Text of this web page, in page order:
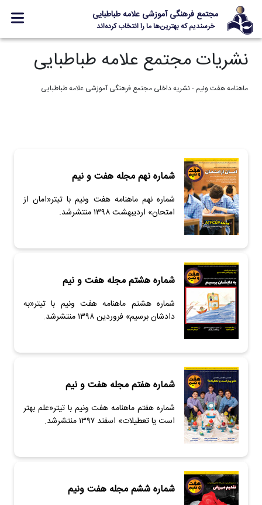
مجتمع فرهنگی آموزشی علامه طباطبایی
خرسندیم که بهترین‌ها ما را انتخاب کرده‌اند
معرفی مجتمع
ارتباط با ما
Designed and Developed by Kavano Team 2016-18
نشریات مجتمع علامه طباطبایی
ماهنامه هفت ونیم - نشریه داخلی مجتمع فرهنگی آموزشی علامه طباطبایی
شماره نهم مجله هفت و نیم
شماره نهم ماهنامه هفت ونیم با تیتر«امان از
امتحان» اردیبهشت ۱۳۹۸ منتشرشد.
شماره هشتم مجله هفت و نیم
شماره هشتم ماهنامه هفت ونیم با تیتر«به
دادشان برسیم» فروردین ۱۳۹۸ منتشرشد.
شماره هفتم مجله هفت و نیم
شماره هفتم ماهنامه هفت ونیم با تیتر«علم بهتر
است یا تعطیلات» اسفند ۱۳۹۷ منتشرشد.
شماره ششم مجله هفت ونیم